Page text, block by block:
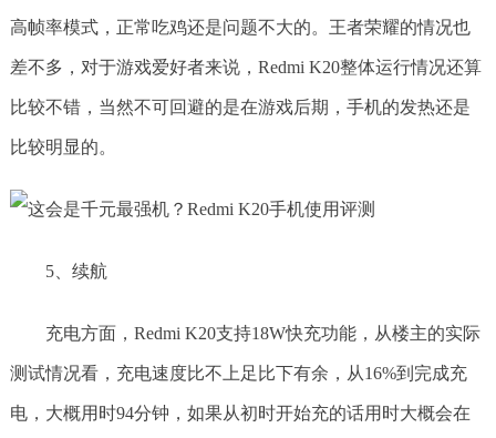
高帧率模式，正常吃鸡还是问题不大的。王者荣耀的情况也
差不多，对于游戏爱好者来说，Redmi K20整体运行情况还算
比较不错，当然不可回避的是在游戏后期，手机的发热还是
比较明显的。
5、续航
充电方面，Redmi K20支持18W快充功能，从楼主的实际
测试情况看，充电速度比不上足比下有余，从16%到完成充
电，大概用时94分钟，如果从初时开始充的话用时大概会在